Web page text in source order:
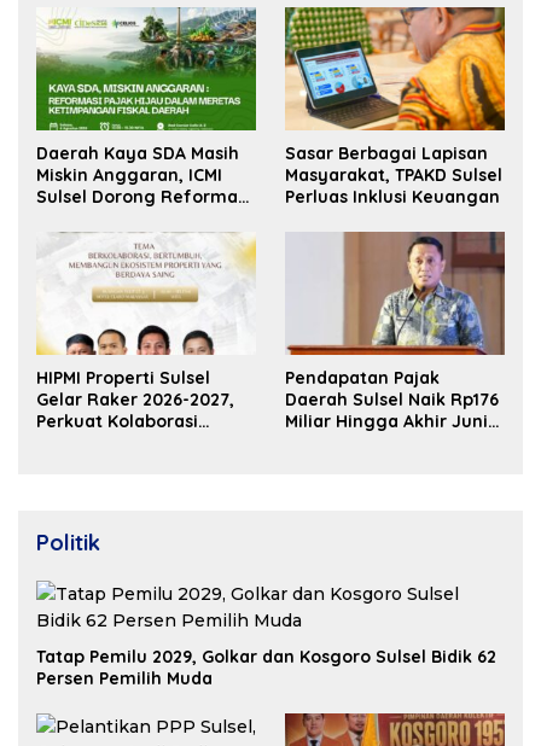
Daerah Kaya SDA Masih
Miskin Anggaran, ICMI
Sulsel Dorong Reformasi
Sasar Berbagai Lapisan
Masyarakat, TPAKD Sulsel
Perluas Inklusi Keuangan
HIPMI Properti Sulsel
Gelar Raker 2026-2027,
Perkuat Kolaborasi
Pendapatan Pajak
Daerah Sulsel Naik Rp176
Miliar Hingga Akhir Juni
Politik
Tatap Pemilu 2029, Golkar dan Kosgoro Sulsel Bidik 62
Persen Pemilih Muda